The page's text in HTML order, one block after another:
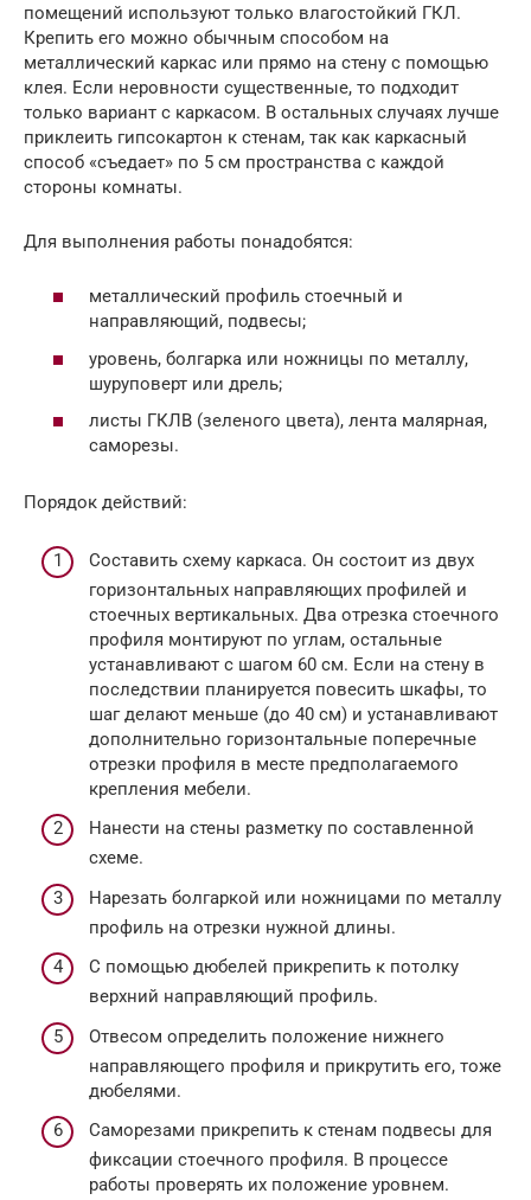
помещений используют только влагостойкий ГКЛ.
Крепить его можно обычным способом на
металлический каркас или прямо на стену с помощью
клея. Если неровности существенные, то подходит
только вариант с каркасом. В остальных случаях лучше
приклеить гипсокартон к стенам, так как каркасный
способ «съедает» по 5 см пространства с каждой
стороны комнаты.
Для выполнения работы понадобятся:
металлический профиль стоечный и
направляющий, подвесы;
уровень, болгарка или ножницы по металлу,
шуруповерт или дрель;
листы ГКЛВ (зеленого цвета), лента малярная,
саморезы.
Порядок действий:
Составить схему каркаса. Он состоит из двух
горизонтальных направляющих профилей и
стоечных вертикальных. Два отрезка стоечного
профиля монтируют по углам, остальные
устанавливают с шагом 60 см. Если на стену в
последствии планируется повесить шкафы, то
шаг делают меньше (до 40 см) и устанавливают
дополнительно горизонтальные поперечные
отрезки профиля в месте предполагаемого
крепления мебели.
Нанести на стены разметку по составленной
схеме.
Нарезать болгаркой или ножницами по металлу
профиль на отрезки нужной длины.
С помощью дюбелей прикрепить к потолку
верхний направляющий профиль.
Отвесом определить положение нижнего
направляющего профиля и прикрутить его, тоже
дюбелями.
Саморезами прикрепить к стенам подвесы для
фиксации стоечного профиля. В процессе
работы проверять их положение уровнем.